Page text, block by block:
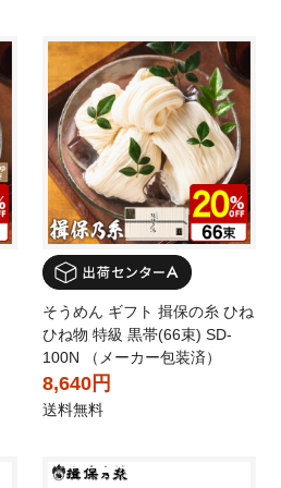
そうめん ギフト 揖保の糸 ひね
ひね物 特級 黒帯(66束) SD-
100N （メーカー包装済）
8,640円
送料無料